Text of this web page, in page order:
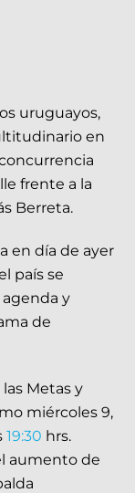
uruguayos,
en
frente a la
Berreta.
en día de ayer
país se
y
de
Metas y
miércoles 9,
19:30 hrs.
aumento de